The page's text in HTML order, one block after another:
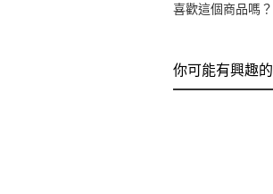
喜歡這個商品嗎
你可能有興趣